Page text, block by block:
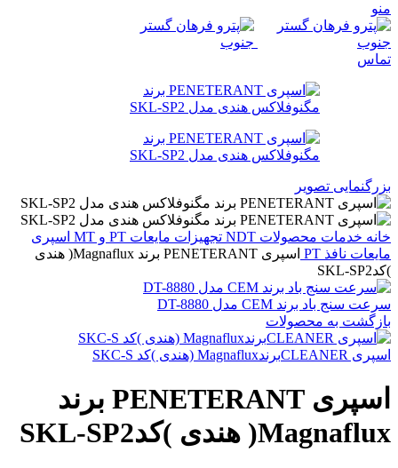
منو
تماس
بزرگنمایی تصویر
خانه خدمات محصولات NDT تجهیزات مایعات PT و MT
اسپری
مایعات نافذ PT
اسپری PENETERANT برند Magnaflux( هندی
)کدSKL-SP2
سرعت سنج باد برند CEM مدل DT-8880
بازگشت به محصولات
اسپری CLEANERبرندMagnaflux (هندی )کد SKC-S
اسپری PENETERANT برند
Magnaflux( هندی )کدSKL-SP2